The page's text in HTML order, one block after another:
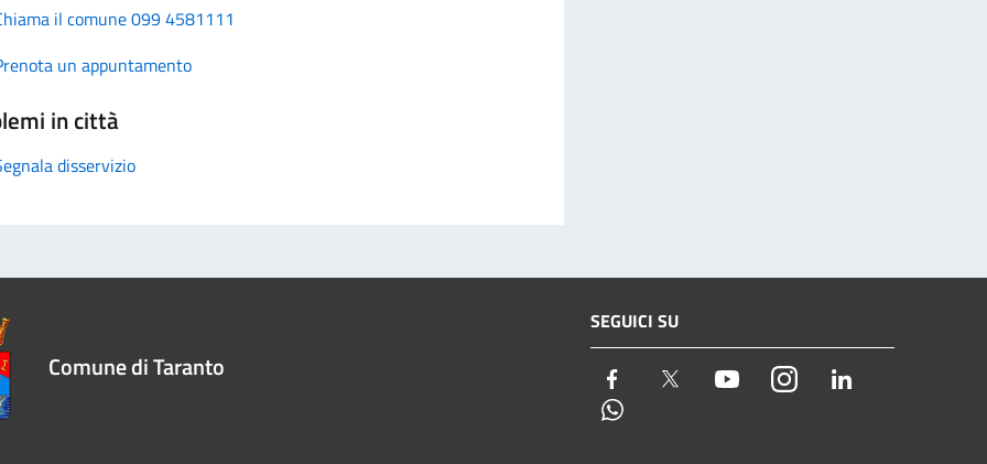
il comune 099 4581111
un appuntamento
in città
disservizio
Comune di Taranto
SEGUICI SU
Facebook Twitter YoutubeInstagram